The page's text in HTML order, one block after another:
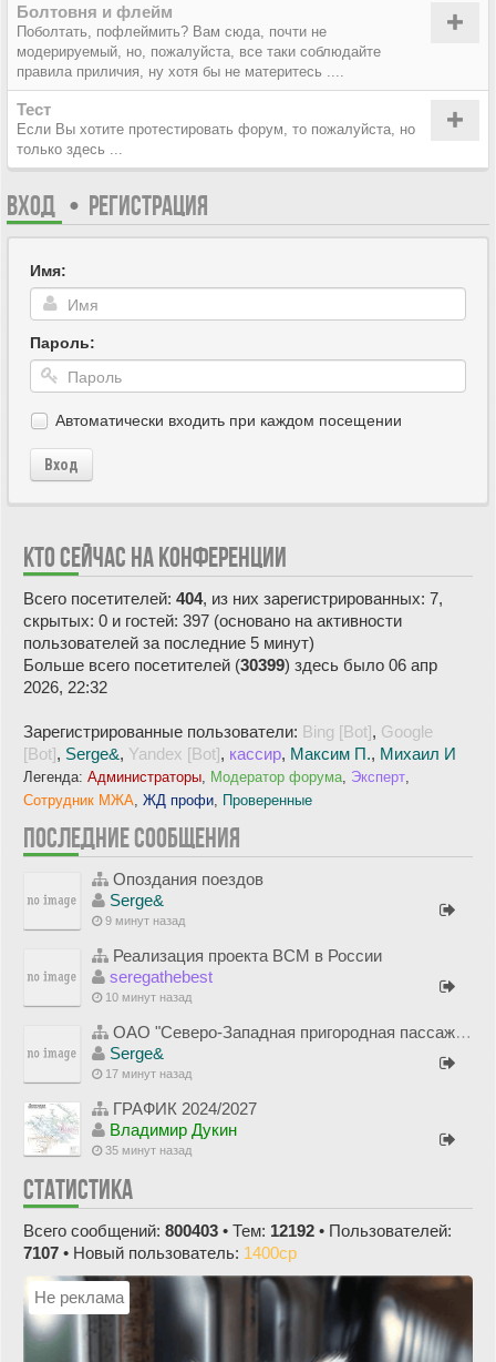
Болтовня и флейм
Поболтать, пофлеймить? Вам сюда, почти не
модерируемый, но, пожалуйста, все таки соблюдайте
правила приличия, ну хотя бы не материтесь ....
Тест
Если Вы хотите протестировать форум, то пожалуйста, но
только здесь ...
ВХОД • РЕГИСТРАЦИЯ
Имя:
Пароль:
Автоматически входить при каждом посещении
Вход
КТО СЕЙЧАС НА КОНФЕРЕНЦИИ
Всего посетителей: 404, из них зарегистрированных: 7,
скрытых: 0 и гостей: 397 (основано на активности
пользователей за последние 5 минут)
Больше всего посетителей (30399) здесь было 06 апр
2026, 22:32
Зарегистрированные пользователи: Bing [Bot], Google
[Bot], Serge&, Yandex [Bot], кассир, Максим П., Михаил И
Легенда: Администраторы, Модератор форума, Эксперт,
Сотрудник МЖА, ЖД профи, Проверенные
ПОСЛЕДНИЕ СООБЩЕНИЯ
Опоздания поездов
Serge&
9 минут назад
Реализация проекта ВСМ в России
seregathebest
10 минут назад
ОАО "Северо-Западная пригородная пассажирская компания"
Serge&
17 минут назад
ГРАФИК 2024/2027
Владимир Дукин
35 минут назад
СТАТИСТИКА
Всего сообщений: 800403 • Тем: 12192 • Пользователей:
7107 • Новый пользователь: 1400cp
Не реклама